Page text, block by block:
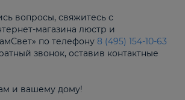
вопросы, свяжитесь с
магазина люстр и
по телефону 8 (495) 154-10-63
звонок, оставив контактные
и вашему дому!